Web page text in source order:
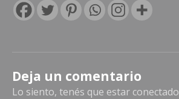
Deja un comentario
Lo siento, tenés que estar conectado